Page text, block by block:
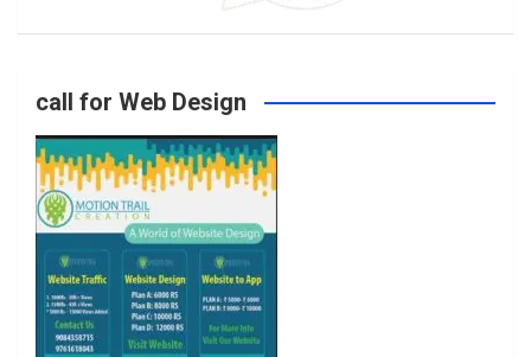
o
k
r
a
m
call for Web Design